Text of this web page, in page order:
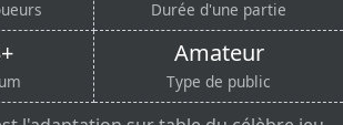
Durée d'une partie
Amateur
Type de public